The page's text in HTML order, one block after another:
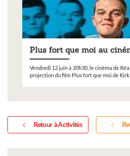
Plus fort que moi au
Vendredi 12 juin à 20h30, le cinéma de
projection du film Plus fort que moi de Kirk
Retour à Activités